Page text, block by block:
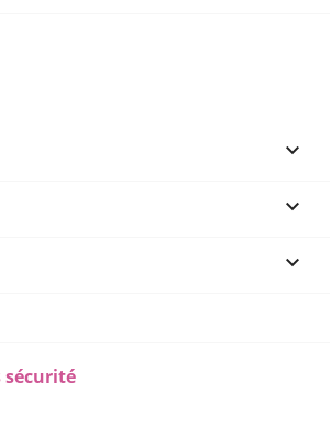



sécurité